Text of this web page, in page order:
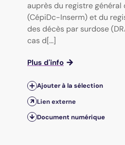
auprès du registre général
(CépiDc-Inserm) et du
des décès par surdose
cas d[...]
Plus d'info
Ajouter à la sélection
Lien externe
Document numérique